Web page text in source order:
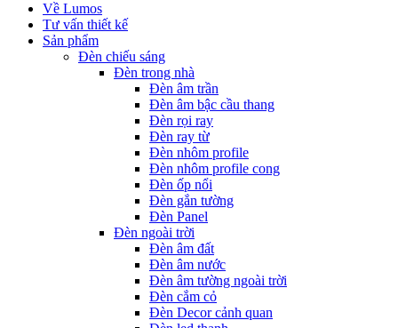
Về Lumos
Tư vấn thiết kế
Sản phẩm
Đèn chiếu sáng
Đèn trong nhà
Đèn âm trần
Đèn âm bậc cầu thang
Đèn rọi ray
Đèn ray từ
Đèn nhôm profile
Đèn nhôm profile cong
Đèn ốp nổi
Đèn gắn tường
Đèn Panel
Đèn ngoài trời
Đèn âm đất
Đèn âm nước
Đèn âm tường ngoài trời
Đèn cắm cỏ
Đèn Decor cảnh quan